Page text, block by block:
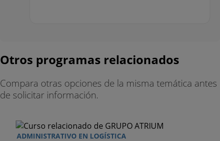
Otros programas relacionados
Compara otras opciones de la misma temática antes
de solicitar información.
ADMINISTRATIVO EN LOGÍSTICA